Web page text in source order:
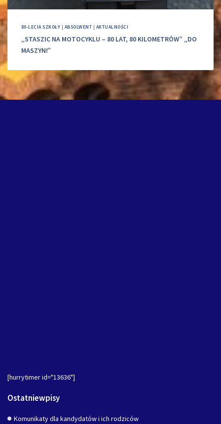
80-LECIA SZKOŁY | ABSOLWENT | AKTUALNOŚCI
„STASZIC NA MOTOCYKLU – 80 LAT, 80 KILOMETRÓW” „DO
MASZYN!”
[hurrytimer id="13636"]
Ostatniewpisy
Komunikaty dla kandydatów i ich rodziców